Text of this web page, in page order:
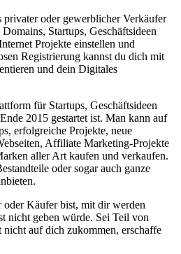
privater oder gewerblicher Verkäufer
Startups, Geschäftsideen
Projekte einstellen und
Registrierung kannst du dich mit
und dein Digitales
für Startups, Geschäftsideen
2015 gestartet ist. Man kann auf
erfolgreiche Projekte, neue
Affiliate Marketing-Projekte
aller Art kaufen und verkaufen.
oder sogar auch ganze
oder Käufer bist, mit dir werden
nicht geben würde. Sei Teil von
auf dich zukommen, erschaffe